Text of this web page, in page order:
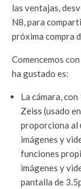
las ventajas,
N8, para
próxima compra
Comencemos
ha gustado es:
La cámara,
Zeiss (usado
proporciona al
imágenes y
funciones
imágenes y
pantalla de